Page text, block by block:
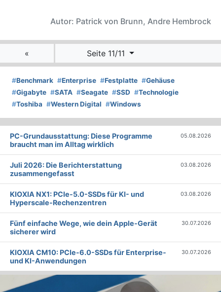
Autor: Patrick von Brunn, Andre Hembrock
« Seite 11/11
#Benchmark #Enterprise #Festplatte #Gehäuse
#Gigabyte #SATA #Seagate #SSD #Technologie
#Toshiba #Western Digital #Windows
PC-Grundausstattung: Diese Programme
braucht man im Alltag wirklich
05.08.2026
Juli 2026: Die Bericht­erstattung
zusammengefasst
03.08.2026
KIOXIA NX1: PCIe-5.0-SSDs für KI- und
Hyperscale-Rechenzentren
03.08.2026
Fünf einfache Wege, wie dein Apple-Gerät
sicherer wird
30.07.2026
KIOXIA CM10: PCIe-6.0-SSDs für Enterprise-
und KI-Anwendungen
30.07.2026